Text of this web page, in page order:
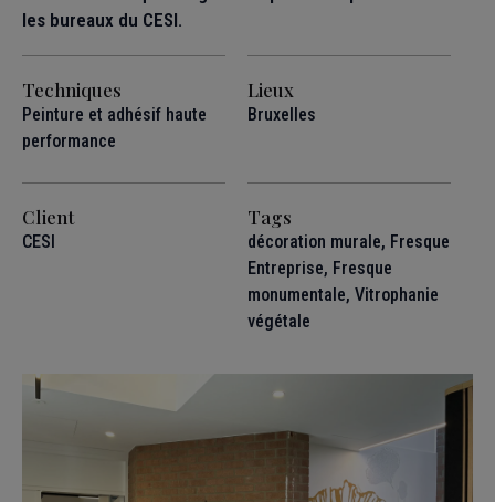
les bureaux du CESI.
Techniques
Peinture et adhésif haute
performance
Lieux
Bruxelles
Client
CESI
Tags
décoration murale, Fresque
Entreprise, Fresque
monumentale, Vitrophanie
végétale